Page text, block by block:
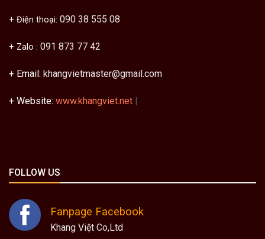
+ Điện thoại: 090 38 555 08
+ Zalo : 091 873 77 42
+ Email: khangvietmaster@gmail.com
+ Website: www.khangviet.net |
FOLLOW US
Fanpage Facebook
Khang Việt Co,Ltd